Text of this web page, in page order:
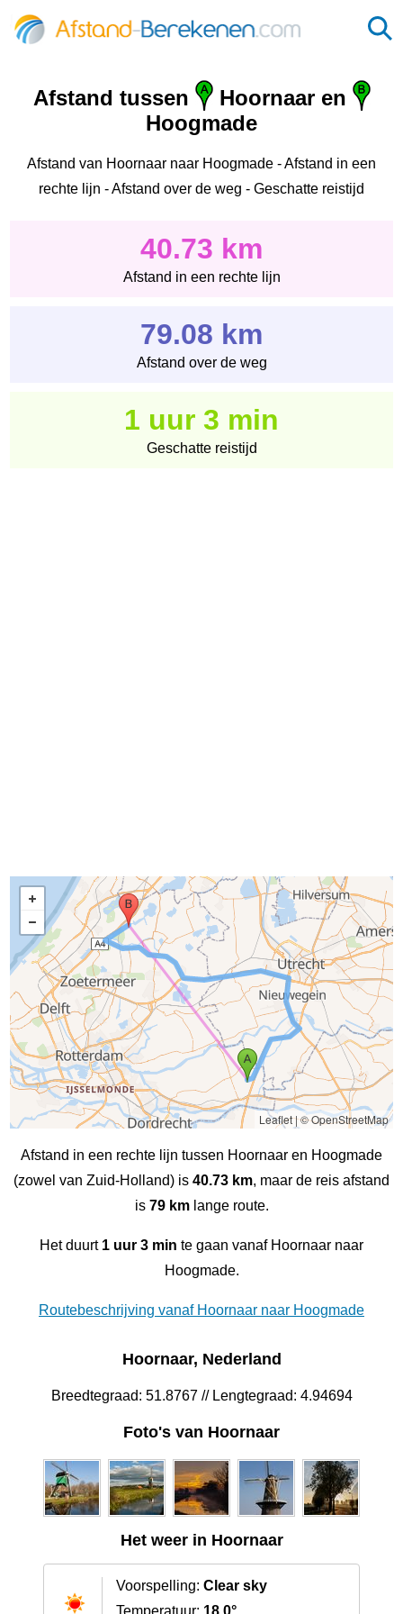
Afstand tussen
Hoornaar en
Hoogmade
Afstand van Hoornaar naar Hoogmade - Afstand in een
rechte lijn - Afstand over de weg - Geschatte reistijd
40.73 km
Afstand in een rechte lijn
79.08 km
Afstand over de weg
1 uur 3 min
Geschatte reistijd
Leaflet|© OpenStreetMap
Afstand in een rechte lijn tussen Hoornaar en Hoogmade
(zowel van Zuid-Holland) is 40.73 km, maar de reis afstand
is 79 kmlange route.
Het duurt 1 uur 3 min te gaan vanaf Hoornaar naar
Hoogmade.
Routebeschrijving vanaf Hoornaar naar Hoogmade
Hoornaar, Nederland
Breedtegraad: 51.8767 // Lengtegraad: 4.94694
Foto's van Hoornaar
Het weer in Hoornaar
Voorspelling: Clear sky